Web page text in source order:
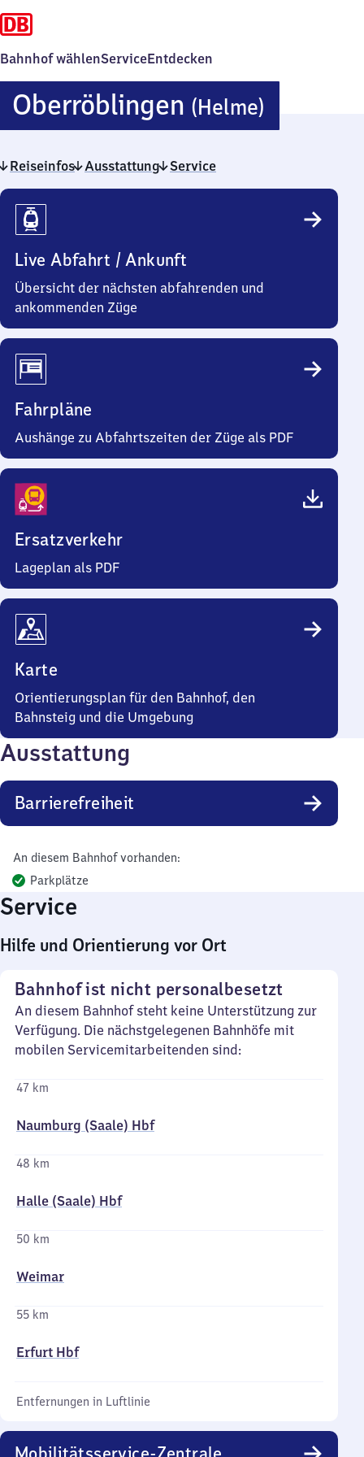
Bahnhof wählenServiceEntdecken
Oberröblingen (Helme)
(Helme)
Reiseinfos Ausstattung Service
Reiseinfos
Live Abfahrt / Ankunft
Übersicht der nächsten abfahrenden und
ankommenden Züge
Fahrpläne
Aushänge zu Abfahrtszeiten der Züge als PDF
Ersatzverkehr
Lageplan als PDF
Karte
Orientierungsplan für den Bahnhof, den
Bahnsteig und die Umgebung
Ausstattung
Barrierefreiheit
An diesem Bahnhof vorhanden:
Parkplätze
Service
Hilfe und Orientierung vor Ort
Bahnhof ist nicht personalbesetzt
An diesem Bahnhof steht keine Unterstützung zur
Verfügung. Die nächstgelegenen Bahnhöfe mit
mobilen Servicemitarbeitenden sind:
47 km
Naumburg (Saale) Hbf
48 km
Halle (Saale) Hbf
50 km
Weimar
55 km
Erfurt Hbf
Entfernungen in Luftlinie